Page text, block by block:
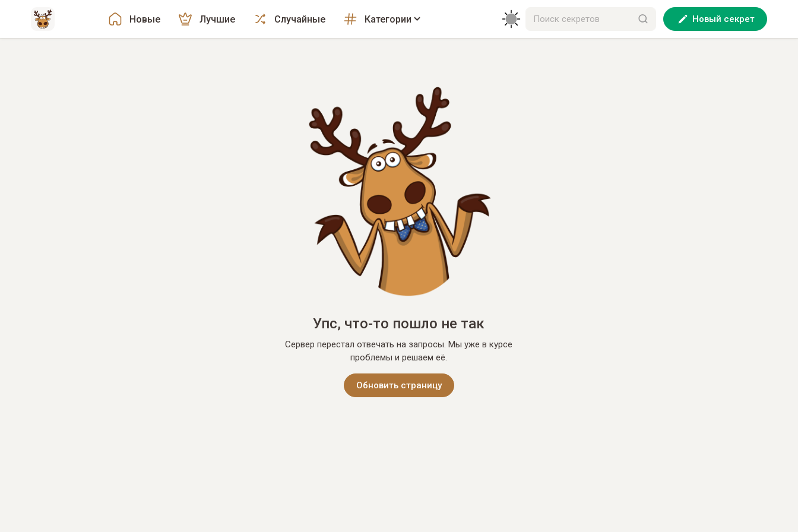
Новые Лучшие Случайные Категории Новый секрет
Упс, что-то пошло не так
Сервер перестал отвечать на запросы. Мы уже в курсе
проблемы и решаем её.
Обновить страницу